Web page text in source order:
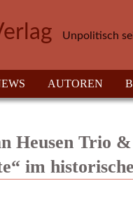
Unpolitisch
AUTOREN
Heusen Trio
im